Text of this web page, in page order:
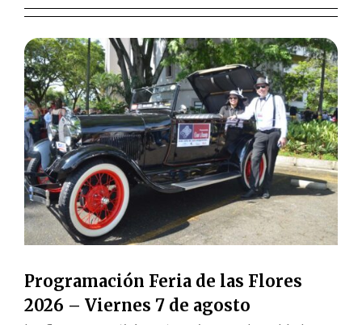
Programación Feria de las Flores
2026 – Viernes 7 de agosto